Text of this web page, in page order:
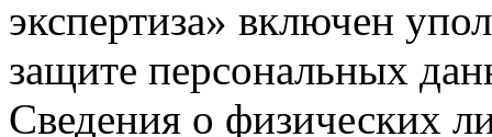
экспертиза» включен
защите персональных
Сведения о физических